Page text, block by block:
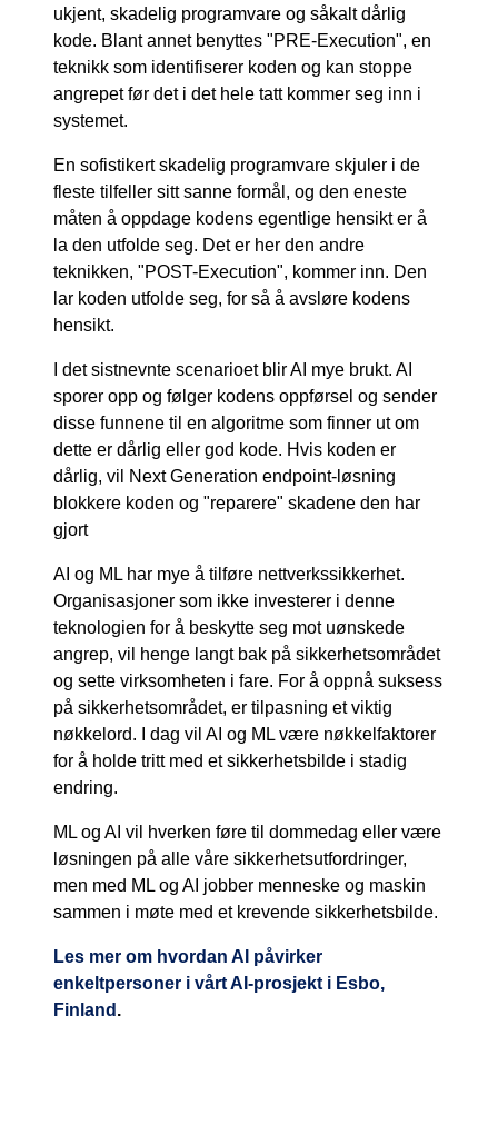
ukjent, skadelig programvare og såkalt dårlig
kode. Blant annet benyttes "PRE-Execution", en
teknikk som identifiserer koden og kan stoppe
angrepet før det i det hele tatt kommer seg inn i
systemet.
En sofistikert skadelig programvare skjuler i de
fleste tilfeller sitt sanne formål, og den eneste
måten å oppdage kodens egentlige hensikt er å
la den utfolde seg. Det er her den andre
teknikken, "POST-Execution", kommer inn. Den
lar koden utfolde seg, for så å avsløre kodens
hensikt.
I det sistnevnte scenarioet blir AI mye brukt. AI
sporer opp og følger kodens oppførsel og sender
disse funnene til en algoritme som finner ut om
dette er dårlig eller god kode. Hvis koden er
dårlig, vil Next Generation endpoint-løsning
blokkere koden og "reparere" skadene den har
gjort
AI og ML har mye å tilføre nettverkssikkerhet.
Organisasjoner som ikke investerer i denne
teknologien for å beskytte seg mot uønskede
angrep, vil henge langt bak på sikkerhetsområdet
og sette virksomheten i fare. For å oppnå suksess
på sikkerhetsområdet, er tilpasning et viktig
nøkkelord. I dag vil AI og ML være nøkkelfaktorer
for å holde tritt med et sikkerhetsbilde i stadig
endring.
ML og AI vil hverken føre til dommedag eller være
løsningen på alle våre sikkerhetsutfordringer,
men med ML og AI jobber menneske og maskin
sammen i møte med et krevende sikkerhetsbilde.
Les mer om hvordan AI påvirker
enkeltpersoner i vårt AI-prosjekt i Esbo,
Finland .